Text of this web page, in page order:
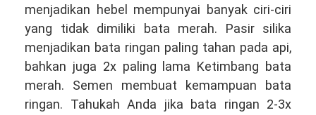
menjadikan hebel mempunyai banyak ciri-ciri
yang tidak dimiliki bata merah. Pasir silika
menjadikan bata ringan paling tahan pada api,
bahkan juga 2x paling lama Ketimbang bata
merah. Semen membuat kemampuan bata
ringan. Tahukah Anda jika bata ringan 2-3x